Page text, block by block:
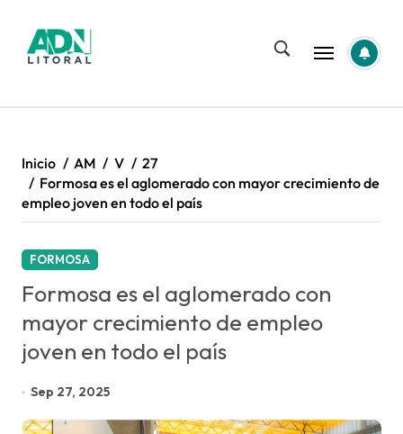
contenido
Inicio AM V
27
Formosa es el aglomerado con mayor crecimiento de
empleo joven en todo el país
FORMOSA
Formosa es el aglomerado con
mayor crecimiento de empleo
joven en todo el país
Sep 27, 2025